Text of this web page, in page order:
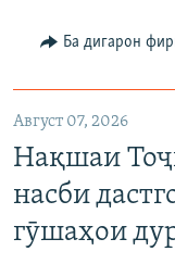
Ба дигарон
Август 07, 2026
Нақшаи
насби
гӯшаҳои